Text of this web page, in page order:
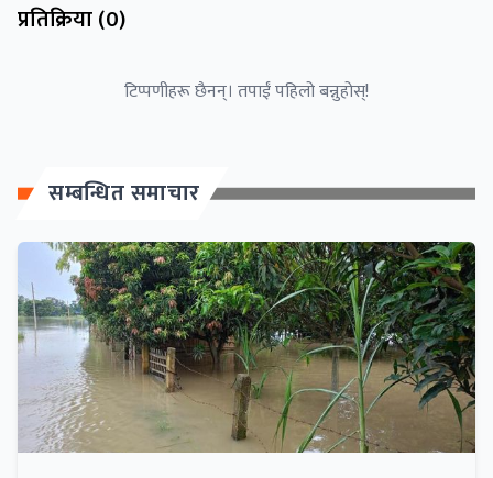
प्रतिक्रिया (0)
टिप्पणीहरू छैनन्। तपाईं पहिलो बन्नुहोस्!
सम्बन्धित समाचार